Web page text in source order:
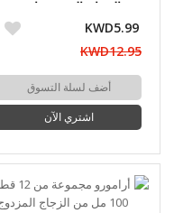
أكواب شاي و6 صحون
KWD5.99
KWD12.95
أضف لسلة التسوق
اشتري الآن